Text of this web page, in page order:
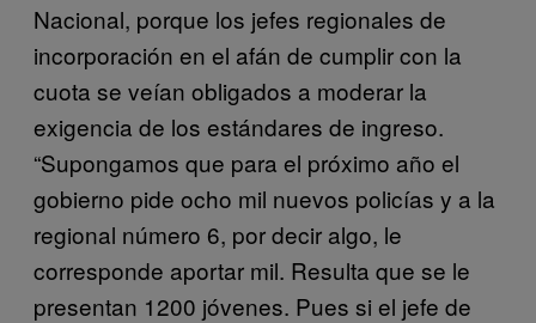
Nacional, porque los jefes regionales de
incorporación en el afán de cumplir con la
cuota se veían obligados a moderar la
exigencia de los estándares de ingreso.
“Supongamos que para el próximo año el
gobierno pide ocho mil nuevos policías y a la
regional número 6, por decir algo, le
corresponde aportar mil. Resulta que se le
presentan 1200 jóvenes. Pues si el jefe de